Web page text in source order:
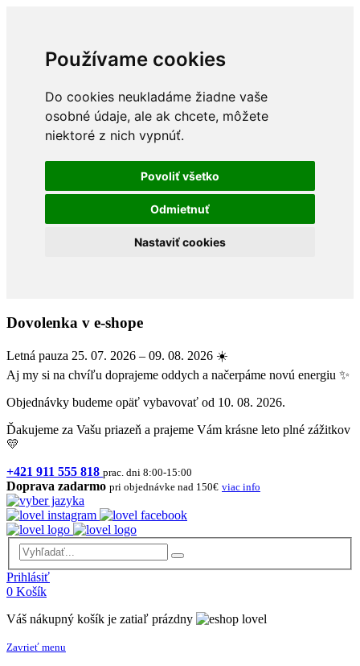
Používame cookies
Do cookies neukladáme žiadne vaše
osobné údaje, ale ak chcete, môžete
niektoré z nich vypnúť.
Povoliť všetko
Odmietnuť
Nastaviť cookies
Dovolenka v e-shope
Letná pauza 25. 07. 2026 – 09. 08. 2026 ☀️
Aj my si na chvíľu doprajeme oddych a načerpáme novú energiu ✨
Objednávky budeme opäť vybavovať od 10. 08. 2026.
Ďakujeme za Vašu priazeň a prajeme Vám krásne leto plné zážitkov
💛
+421 911 555 818 prac. dni 8:00-15:00
Doprava zadarmo pri objednávke nad 150€ viac info
Prihlásiť
0 Košík
Váš nákupný košík je zatiaľ prázdny
Zavrieť menu